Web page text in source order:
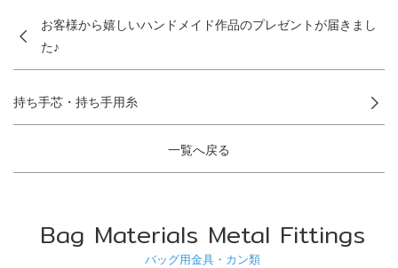
お客様から嬉しいハンドメイド作品のプレゼントが届きまし
た♪
一覧へ戻る
持ち手芯・持ち手用糸
Bag Materials Metal Fittings
バッグ用金具・カン類